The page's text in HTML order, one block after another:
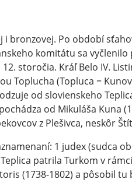
bronzovej. Po období
komitátu sa vyčlenilo
storočia. Kráľ Belo IV.
Toplucha (Topluca =
od slovienskeho
od Mikuláša Kuna
z Plešivca, neskôr
1 judex (sudca
patrila Turkom v
(1738-1802) a pôsobil tu